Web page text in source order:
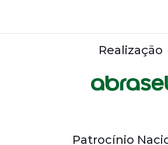
Realização
Patrocínio